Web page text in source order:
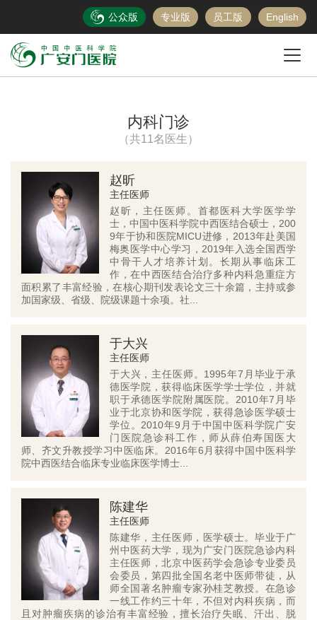
公众版 专业版 员工版 English
内科门诊
（共11名医生）
赵昕
主任医师
赵昕，主任医师。首都医科大学医学学
士，中国中医科学院中西医结合硕士，200
9年于协和医院MICU进修，2013年赴美国
梅奥医学中心学习，2019年入选全国西学
中骨干人才培养计划。长期从事临床工
作，在中西医结合治疗多种内科急重症方
面积累了丰富经验，在核心期刊发表论文三十余篇，主持或参
加国家级、省级、院级课题十余项。社...
于大兴
主任医师
于大兴，主任医师。1995年7月毕业于承
德医学院，获得临床医学学士学位，并就
职于承德医学院附属医院。2010年7月毕
业于北京协和医学院，获得急诊医学硕士
学位。2010年9月于中国中医科学院广安
门医院急诊科工作，师从薛伯寿国医大
师、齐文升教授学习中医临床。2016年6月获得中国中医科学
院中西医结合临床专业临床医学博士...
陈建华
主任医师
陈建华，主任医师，医学硕士。毕业于广
州中医药大学，现为广安门医院急诊内科
主任医师，北京中医药学会急诊专业委员
会委员，第四批全国名老中医师带徒，从
师全国著名肿瘤专家孙桂芝教授。在急诊
一线工作约三十年，不但对内科疾病，而
且对肿瘤疾病的诊治有丰富经验，擅长治疗失眠、汗出、脱